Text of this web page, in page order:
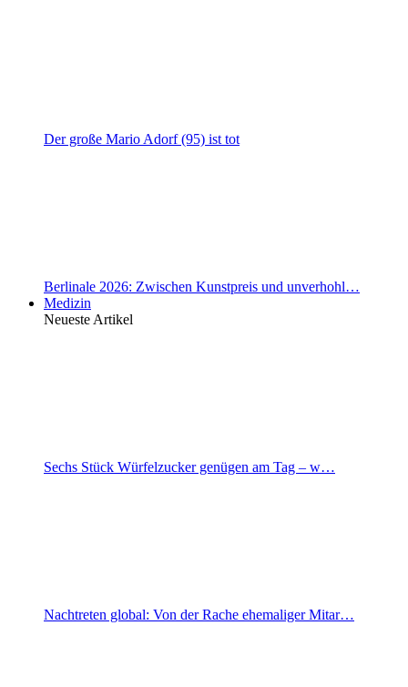
Der große Mario Adorf (95) ist tot
Berlinale 2026: Zwischen Kunstpreis und unverhohl…
Medizin
Neueste Artikel
Sechs Stück Würfelzucker genügen am Tag – w…
Nachtreten global: Von der Rache ehemaliger Mitar…